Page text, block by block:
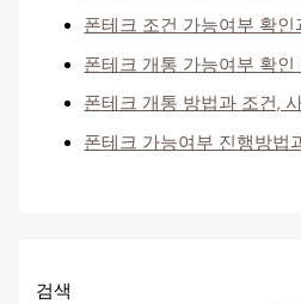
폰테크 조건 가능여부 확
폰테크 개통 가능여부 확인
폰테크 개통 방법과 조건,
폰테크 가능여부 진행방법
검색